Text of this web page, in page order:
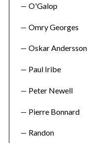
O'Galop
Omry Georges
Oskar Andersson
Paul Iribe
Peter Newell
Pierre Bonnard
Randon